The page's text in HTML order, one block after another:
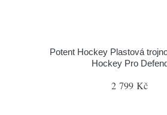
Potent Hockey Plastová
Hockey Pro
2 799 Kč